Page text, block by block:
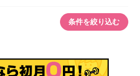
条件を絞り込む